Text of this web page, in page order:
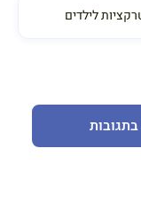
לילדים